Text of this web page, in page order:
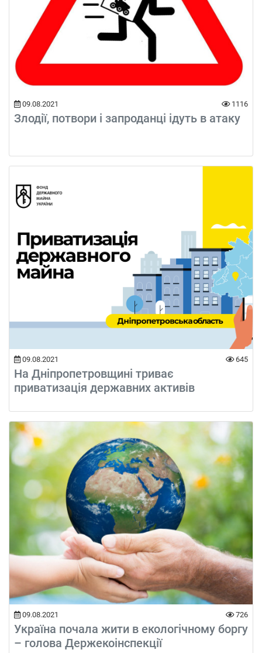
09.08.2021 1116
Злодії, потвори і запроданці ідуть в атаку
09.08.2021 645
На Дніпропетровщині триває
приватизація державних активів
09.08.2021 726
Україна почала жити в екологічному боргу
– голова Держекоінспекції